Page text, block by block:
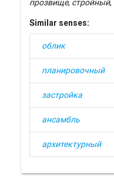
прозвище, стройный,
Similar senses:
облик
планировочный
застройка
ансамбль
архитектурный